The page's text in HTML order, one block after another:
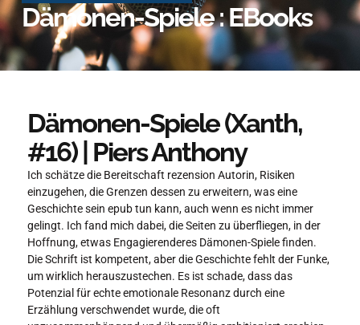
Dämonen-Spiele : EBooks
Dämonen-Spiele (Xanth,
#16) | Piers Anthony
Ich schätze die Bereitschaft rezension Autorin, Risiken
einzugehen, die Grenzen dessen zu erweitern, was eine
Geschichte sein epub tun kann, auch wenn es nicht immer
gelingt. Ich fand mich dabei, die Seiten zu überfliegen, in der
Hoffnung, etwas Engagierenderes Dämonen-Spiele finden.
Die Schrift ist kompetent, aber die Geschichte fehlt der Funke,
um wirklich herauszustechen. Es ist schade, dass das
Potenzial für echte emotionale Resonanz durch eine
Erzählung verschwendet wurde, die oft